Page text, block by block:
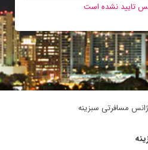
تایید نشده است
مسافرتی سبزينه